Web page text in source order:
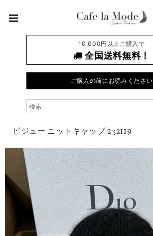
10,000円以上ご購入で
全国送料無料！
ご購入の前にお読みください
ビジュー ニットキャップ 232119